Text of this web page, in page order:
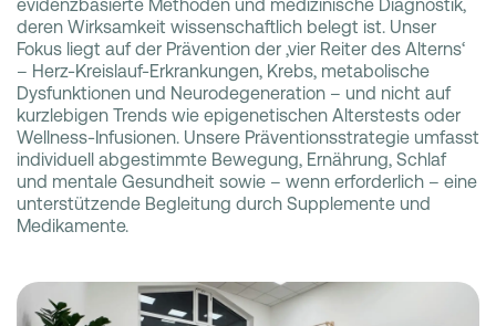
evidenzbasierte Methoden und medizinische Diagnostik,
deren Wirksamkeit wissenschaftlich belegt ist. Unser
Fokus liegt auf der Prävention der ‚vier Reiter des Alterns‘
– Herz-Kreislauf-Erkrankungen, Krebs, metabolische
Dysfunktionen und Neurodegeneration – und nicht auf
kurzlebigen Trends wie epigenetischen Alterstests oder
Wellness-Infusionen. Unsere Präventionsstrategie umfasst
individuell abgestimmte Bewegung, Ernährung, Schlaf
und mentale Gesundheit sowie – wenn erforderlich – eine
unterstützende Begleitung durch Supplemente und
Medikamente.